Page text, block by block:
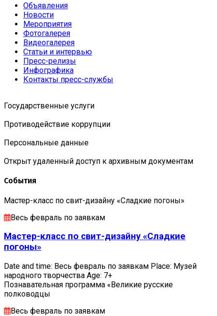
Объявления
Новости
Мероприятия
Фотогалерея
Видеогалерея
Статьи и интервью
Пресс-релизы
Инфографика
Контакты пресс-службы
Государственные услуги
Противодействие коррупции
Персональные данные
Открыт удаленный доступ к архивным документам
События
Мастер-класс по свит-дизайну «Сладкие погоны»
Весь февраль по заявкам
Мастер-класс по свит-дизайну «Сладкие
погоны»
Date and time: Весь февраль по заявкам Place: Музей
народного творчества Age: 7+
Познавательная программа «Великие русские
полководцы
Весь февраль по заявкам